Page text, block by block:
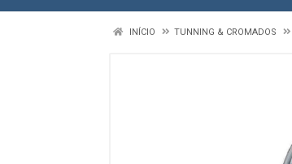
INÍCIO TUNNING & CROMADOS